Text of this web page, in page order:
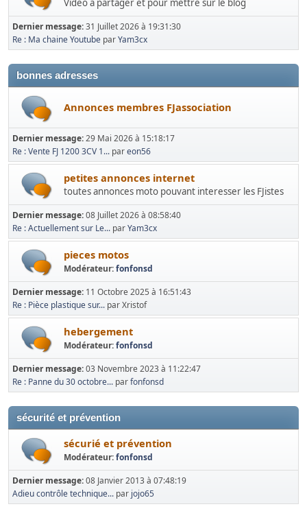
Dernier message:31 Juillet 2026 à 19:31:30
Re : Ma chaine Youtube parYam3cx
bonnes adresses
Annonces membres FJassociation
Dernier message:29 Mai 2026 à 15:18:17
Re : Vente FJ 1200 3CV 1... pareon56
petites annonces internet
toutes annonces moto pouvant interesser les FJistes
Dernier message:08 Juillet 2026 à 08:58:40
Re : Actuellement sur Le... parYam3cx
pieces motos
Modérateur:fonfonsd
Dernier message: 11 Octobre 2025 à 16:51:43
Re : Pièce plastique sur... par Xristof
hebergement
Modérateur:fonfonsd
Dernier message:03 Novembre 2023 à 11:22:47
Re : Panne du 30 octobre... parfonfonsd
sécurité et prévention
sécurié et prévention
Modérateur:fonfonsd
Dernier message:08 Janvier 2013 à 07:48:19
Adieu contrôle technique... par jojo65